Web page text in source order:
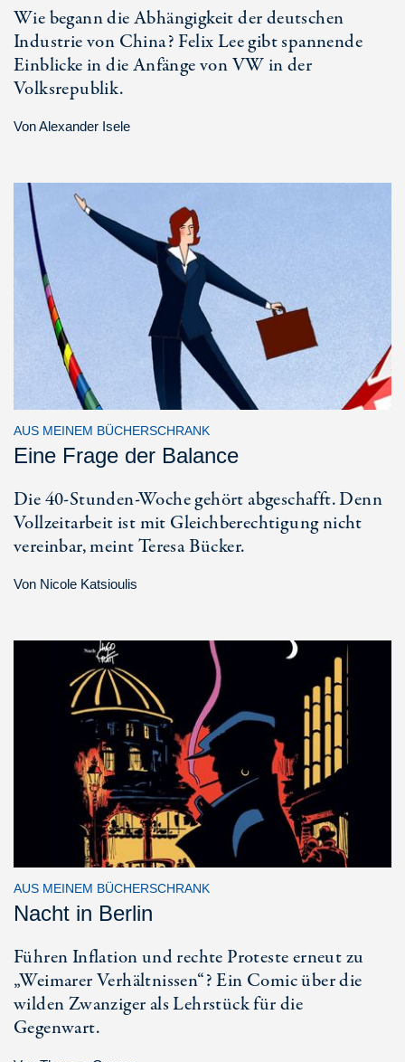
Wie begann die Abhängigkeit der deutschen
Industrie von China? Felix Lee gibt spannende
Einblicke in die Anfänge von VW in der
Volksrepublik.
VonAlexander Isele
AUS MEINEM BÜCHERSCHRANK
Eine Frage der Balance
Die 40-Stunden-Woche gehört abgeschafft. Denn
Vollzeitarbeit ist mit Gleichberechtigung nicht
vereinbar, meint Teresa Bücker.
Von Nicole Katsioulis
AUS MEINEM BÜCHERSCHRANK
Nacht in Berlin
Führen Inflation und rechte Proteste erneut zu
„Weimarer Verhältnissen“? Ein Comic über die
wilden Zwanziger als Lehrstück für die
Gegenwart.